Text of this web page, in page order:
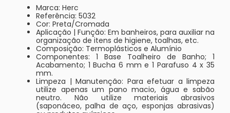
Marca: Herc
Referência: 5032
Cor: Preta/Cromada
Aplicação | Função: Em banheiros, para auxiliar na
organização de itens de higiene, toalhas, etc.
Composição: Termoplásticos e Alumínio
Componentes: 1 Base Toalheiro de Banho; 1
Acabamento; 1 Bucha 6 mm e 1 Parafuso 4 x 35
mm.
Limpeza | Manutenção: Para efetuar a limpeza
utilize apenas um pano macio, água e sabão
neutro. Não utilize materiais abrasivos
(saponáceo, palha de aço, esponjas abrasivas)